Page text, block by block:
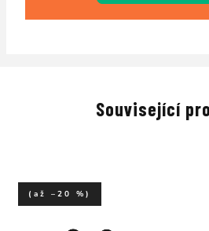
Související
(až –20 %)